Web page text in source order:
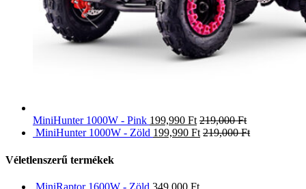
MiniHunter 1000W - Pink 199,990 Ft 219,000Ft
MiniHunter 1000W - Zöld 199,990 Ft 219,000Ft
Véletlenszerű termékek
MiniRaptor 1600W - Zöld 349,000 Ft